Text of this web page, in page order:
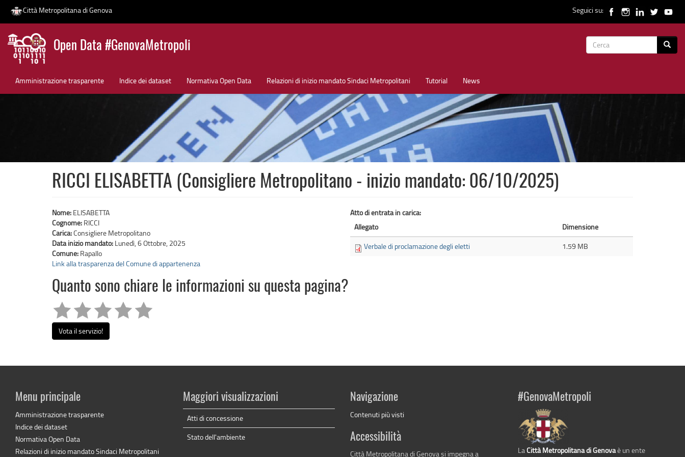
Salta
contenuto
Città Metropolitana di Genova Seguici su:
Open Data #GenovaMetropoli
Form
Amministrazione trasparente Indice dei dataset Normativa Open Data Relazioni di inizio mandato Sindaci Metropolitani Tutorial News
News
RICCI ELISABETTA (Consigliere Metropolitano - inizio mandato: 06/10/2025)
Nome: ELISABETTA
Cognome: RICCI
Carica:Consigliere Metropolitano
Data inizio mandato: Lunedì, 6 Ottobre, 2025
Comune: Rapallo
Link alla trasparenza del Comune di appartenenza
Atto di entrata in carica:
Allegato
Dimensione
Verbale di proclamazione degli eletti
1.59 MB
Quanto sono chiare le informazioni su questa pagina?
Vota il servizio!
Menu principale
Amministrazione trasparente
Indice dei dataset
Normativa Open Data
Relazioni di inizio mandato Sindaci Metropolitani
Maggiori visualizzazioni
Atti di concessione
Stato dell'ambiente
Navigazione
Contenuti più visti
Accessibilità
Città Metropolitana di Genova si impegna a
#GenovaMetropoli
La Città Metropolitana di Genovaè un ente